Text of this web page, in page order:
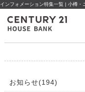
インフォメーション特集一覧 | 小樽
お知らせ(194)